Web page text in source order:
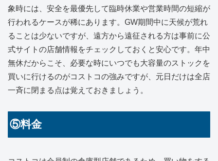
象時には、安全を最優先して臨時休業や営業時間の短縮が
行われるケースが稀にあります。GW期間中に天候が荒れ
ることは少ないですが、遠方から遠征される方は事前に公
式サイトの店舗情報をチェックしておくと安心です。年中
無休だからこそ、必要な時にいつでも大容量のストックを
買いに行けるのがコストコの強みですが、元日だけは全店
一斉に閉まる点は覚えておきましょう。
⑤料金